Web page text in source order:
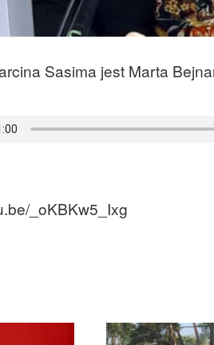
Sasima jest Marta
_oKBKw5_Ixg